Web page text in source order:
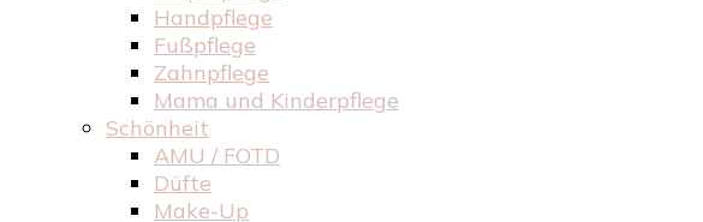
Handpflege
Fußpflege
Zahnpflege
Mama und Kinderpflege
Schönheit
AMU / FOTD
Düfte
Make-Up